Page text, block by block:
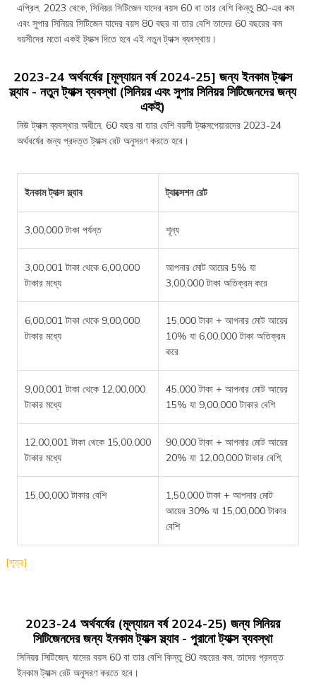
এপ্রিল, 2023 থেকে, সিনিয়র সিটিজেন যাদের বয়স 60 বা তার বেশি কিন্তু 80-এর কম
এবং সুপার সিনিয়র সিটিজেন যাদের বয়স 80 বছর বা তার বেশি তাদের 60 বছরের কম
বয়সীদের মতো একই ট্যাক্স দিতে হবে এই নতুন ট্যাক্স ব্যবস্থায়।
2023-24 অর্থবর্ষের [মূল্যায়ন বর্ষ 2024-25] জন্য ইনকাম ট্যাক্স
স্ল্যাব - নতুন ট্যাক্স ব্যবস্থা (সিনিয়র এবং সুপার সিনিয়র সিটিজেনদের জন্য
একই)
নিউ ট্যাক্স ব্যবস্থার অধীনে, 60 বছর বা তার বেশি বয়সী ট্যাক্সপেয়ারদের 2023-24
অর্থবর্ষের জন্য প্রদত্ত ট্যাক্স রেট অনুসরণ করতে হবে।
ইনকাম ট্যাক্স স্ল্যাব ট্যাক্সেশন রেট
3,00,000 টাকা পর্যন্ত শূন্য
3,00,001 টাকা থেকে 6,00,000
টাকার মধ্যে
আপনার মোট আয়ের 5% যা
3,00,000 টাকা অতিক্রম করে
6,00,001 টাকা থেকে 9,00,000
টাকার মধ্যে
15,000 টাকা + আপনার মোট আয়ের
10% যা 6,00,000 টাকা অতিক্রম
করে
9,00,001 টাকা থেকে 12,00,000
টাকার মধ্যে
45,000 টাকা + আপনার মোট আয়ের
15% যা 9,00,000 টাকার বেশি
12,00,001 টাকা থেকে 15,00,000
টাকার মধ্যে
90,000 টাকা + আপনার মোট আয়ের
20% যা 12,00,000 টাকার বেশি,
15,00,000 টাকার বেশি
1,50,000 টাকা + আপনার মোট
আয়ের 30% যা 15,00,000 টাকার
বেশি
[সূত্র]
2023-24 অর্থবর্ষের (মূল্যায়ন বর্ষ 2024-25) জন্য সিনিয়র
সিটিজেনদের জন্য ইনকাম ট্যাক্স স্ল্যাব - পুরানো ট্যাক্স ব্যবস্থা
সিনিয়র সিটিজেন, যাদের বয়স 60 বা তার বেশি কিন্তু 80 বছরের কম, তাদের প্রদত্ত
ইনকাম ট্যাক্স রেট অনুসরণ করতে হবে।